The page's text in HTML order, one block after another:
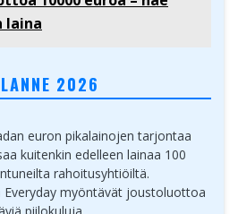
laina
2026
euron pikalainojen tarjontaa
kuitenkin edelleen lainaa 100
rahoitusyhtiöiltä.
Everyday myöntävät joustoluottoa